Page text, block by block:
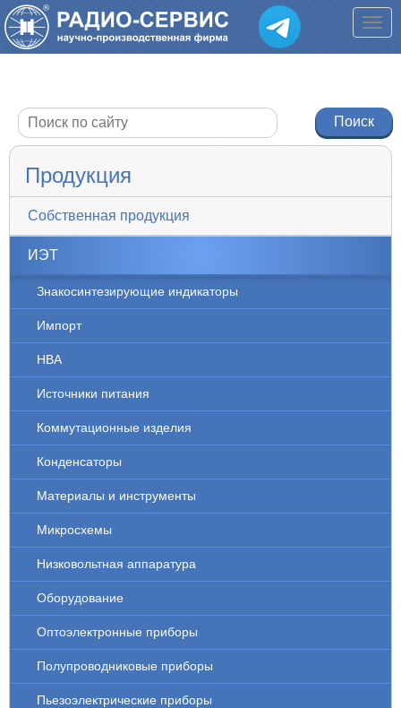
Продукция
Собственная продукция
ИЭТ
Знакосинтезирующие индикаторы
Импорт
НВА
Источники питания
Коммутационные изделия
Конденсаторы
Материалы и инструменты
Микросхемы
Низковольтная аппаратура
Оборудование
Оптоэлектронные приборы
Полупроводниковые приборы
Пьезоэлектрические приборы